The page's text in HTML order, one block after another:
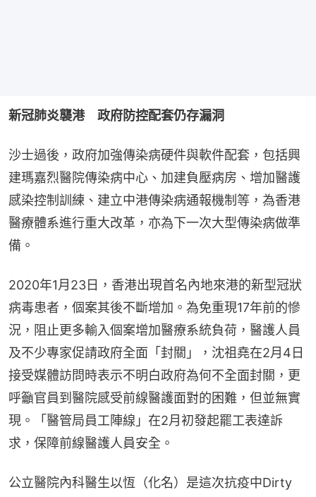
新冠肺炎襲港　政府防控配套仍存漏洞
沙士過後，政府加強傳染病硬件與軟件配套，包括興
建瑪嘉烈醫院傳染病中心、加建負壓病房、增加醫護
感染控制訓練、建立中港傳染病通報機制等，為香港
醫療體系進行重大改革，亦為下一次大型傳染病做準
備。
2020年1月23日，香港出現首名內地來港的新型冠狀
病毒患者，個案其後不斷增加。為免重現17年前的慘
況，阻止更多輸入個案增加醫療系統負荷，醫護人員
及不少專家促請政府全面「封關」，沈祖堯在2月4日
接受媒體訪問時表示不明白政府為何不全面封關，更
呼籲官員到醫院感受前線醫護面對的困難，但並無實
現。「醫管局員工陣線」在2月初發起罷工表達訴
求，保障前線醫護人員安全。
公立醫院內科醫生以恆（化名）是這次抗疫中Dirty